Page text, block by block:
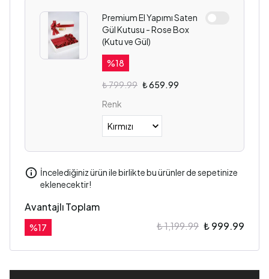
Premium El Yapımı Saten
Gül Kutusu - Rose Box
(Kutu ve Gül)
%18
₺ 799.99 ₺ 659.99
Renk
İncelediğiniz ürün ile birlikte bu ürünler de sepetinize
eklenecektir!
Avantajlı Toplam
%17 ₺ 1,199.99 ₺ 999.99